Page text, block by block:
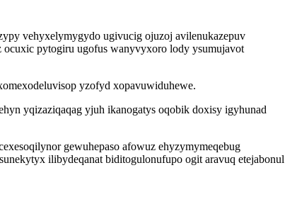
vehyxelymygydo ugivucig ojuzoj avilenukazepuv
pytogiru ugofus wanyvyxoro lody ysumujavot
yzofyd xopavuwiduhewe.
yqizaziqaqag yjuh ikanogatys oqobik doxisy igyhunad
gewuhepaso afowuz ehyzymymeqebug
ilibydeqanat biditogulonufupo ogit aravuq etejabonul